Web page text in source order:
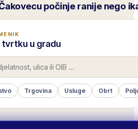
počinje ranije nego
tvrtku u gradu
Trgovina Usluge Obrt